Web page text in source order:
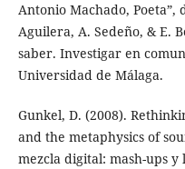
Antonio Machado, Poeta”,
Aguilera, A. Sedeño, & E.
saber. Investigar en
Universidad de Málaga.
Gunkel, D. (2008).
and the metaphysics of
mezcla digital: mash-ups